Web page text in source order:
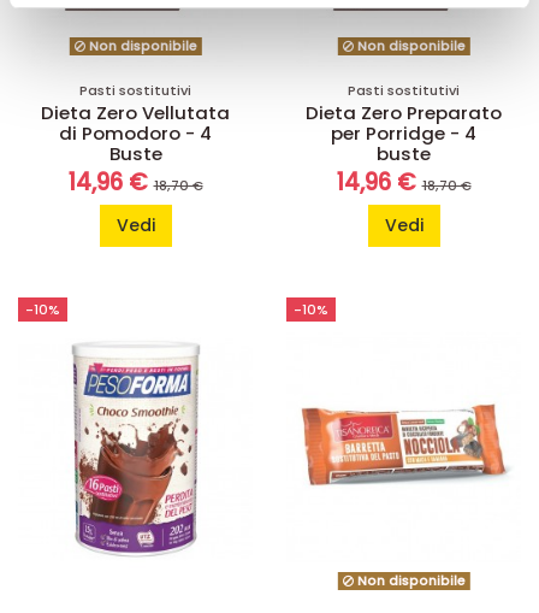
pubblicità e social media, i quali potrebbero combinarle
con altre informazioni che ha fornito loro o che hanno
Non disponibile
Pasti sostitutivi
Dieta Zero Vellutata
di Pomodoro - 4
Buste
14,96 €18,70 €
Vedi
Non disponibile
Pasti sostitutivi
Dieta Zero Preparato
per Porridge - 4
buste
14,96 €18,70 €
Vedi
-10% -10%
Non disponibile